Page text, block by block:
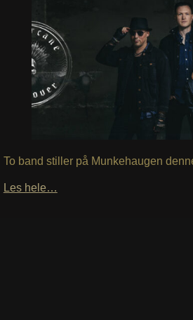
To band stiller på Munkehaugen
Les hele…